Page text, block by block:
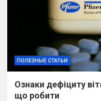
ПОЛЕЗНЫЕ СТАТЬИ
Ознаки дефіциту
що робити